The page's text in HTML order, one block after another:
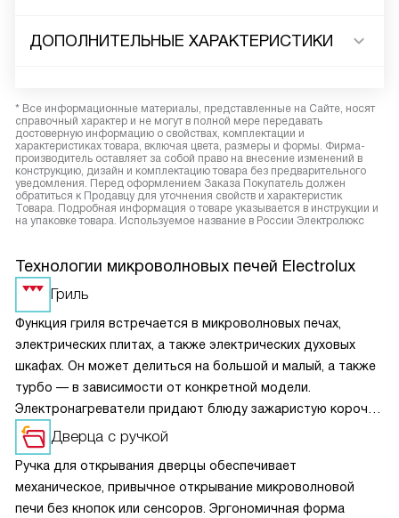
ДОПОЛНИТЕЛЬНЫЕ ХАРАКТЕРИСТИКИ
* Все информационные материалы, представленные на Сайте, носят
справочный характер и не могут в полной мере передавать
достоверную информацию о свойствах, комплектации и
характеристиках товара, включая цвета, размеры и формы. Фирма-
производитель оставляет за собой право на внесение изменений в
конструкцию, дизайн и комплектацию товара без предварительного
уведомления. Перед оформлением Заказа Покупатель должен
обратиться к Продавцу для уточнения свойств и характеристик
Товара. Подробная информация о товаре указывается в инструкции и
на упаковке товара. Используемое название в России Электролюкс
Технологии микроволновых печей Electrolux
Гриль
Функция гриля встречается в микроволновых печах,
электрических плитах, а также электрических духовых
шкафах. Он может делиться на большой и малый, а также
турбо — в зависимости от конкретной модели.
Электронагреватели придают блюду зажаристую корочку,
благодаря чему она становится хрустящей.
Прожаривание пищи осуществляется быстрее.
Дверца с ручкой
Ручка для открывания дверцы обеспечивает
механическое, привычное открывание микроволновой
печи без кнопок или сенсоров. Эргономичная форма